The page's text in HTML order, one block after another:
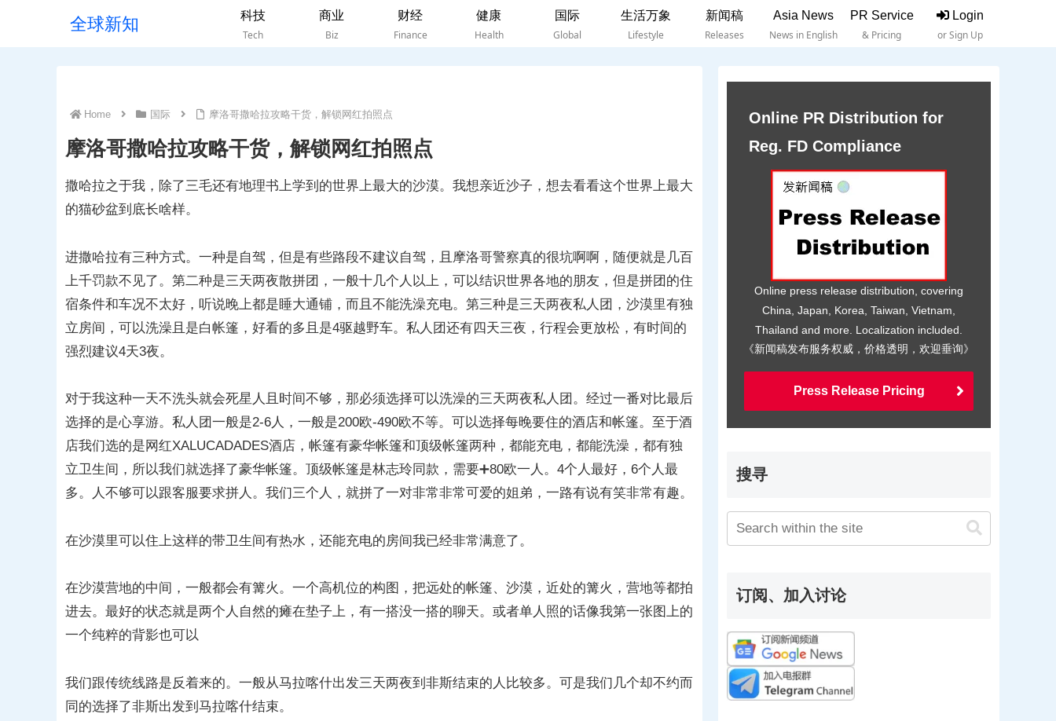
全球新知
科技
Tech
商业
Biz
财经
Finance
健康
Health
国际
Global
生活万象
Lifestyle
新闻稿
Releases
Asia News
News in English
PR Service
& Pricing
Login
or Sign Up
Home 国际 摩洛哥撒哈拉攻略干货，解锁网红拍照点
摩洛哥撒哈拉攻略干货，解锁网红拍照点
撒哈拉之于我，除了三毛还有地理书上学到的世界上最大的沙漠。我想亲近沙子，想去看看这个世界上最大
的猫砂盆到底长啥样。
进撒哈拉有三种方式。一种是自驾，但是有些路段不建议自驾，且摩洛哥警察真的很坑啊啊，随便就是几百
上千罚款不见了。第二种是三天两夜散拼团，一般十几个人以上，可以结识世界各地的朋友，但是拼团的住
宿条件和车况不太好，听说晚上都是睡大通铺，而且不能洗澡充电。第三种是三天两夜私人团，沙漠里有独
立房间，可以洗澡且是白帐篷，好看的多且是4驱越野车。私人团还有四天三夜，行程会更放松，有时间的
强烈建议4天3夜。
对于我这种一天不洗头就会死星人且时间不够，那必须选择可以洗澡的三天两夜私人团。经过一番对比最后
选择的是心享游。私人团一般是2-6人，一般是200欧-490欧不等。可以选择每晚要住的酒店和帐篷。至于酒
店我们选的是网红XALUCADADES酒店，帐篷有豪华帐篷和顶级帐篷两种，都能充电，都能洗澡，都有独
立卫生间，所以我们就选择了豪华帐篷。顶级帐篷是林志玲同款，需要➕80欧一人。4个人最好，6个人最
多。人不够可以跟客服要求拼人。我们三个人，就拼了一对非常非常可爱的姐弟，一路有说有笑非常有趣。
在沙漠里可以住上这样的带卫生间有热水，还能充电的房间我已经非常满意了。
在沙漠营地的中间，一般都会有篝火。一个高机位的构图，把远处的帐篷、沙漠，近处的篝火，营地等都拍
进去。最好的状态就是两个人自然的瘫在垫子上，有一搭没一搭的聊天。或者单人照的话像我第一张图上的
一个纯粹的背影也可以
我们跟传统线路是反着来的。一般从马拉喀什出发三天两夜到非斯结束的人比较多。可是我们几个却不约而
同的选择了非斯出发到马拉喀什结束。
Online PR Distribution for
Reg. FD Compliance
Online press release distribution, covering
China, Japan, Korea, Taiwan, Vietnam,
Thailand and more. Localization included.
《新闻稿发布服务权威，价格透明，欢迎垂询》
Press Release Pricing
搜寻
订阅、加入讨论